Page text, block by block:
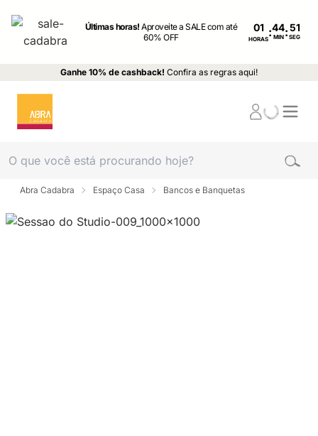
Últimas horas!Aproveite a SALE com até
60% OFF
01
HORAS: MIN : SEG
Ganhe 10% de cashback! Confira as regras aqui!
Abra Cadabra Espaço Casa Bancos e Banquetas